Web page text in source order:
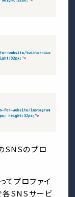
SNSのプロ
てプロファイ
各SNSサービ